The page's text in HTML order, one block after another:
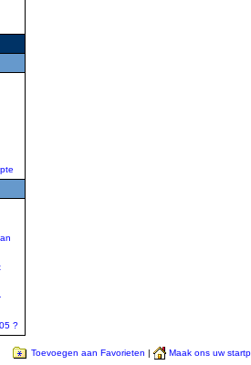
?
Toevoegen aan Favorieten | Maak ons uw